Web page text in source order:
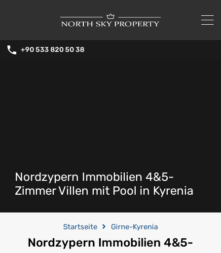
+90 533 820 50 38
Nordzypern Immobilien 4&5-
Zimmer Villen mit Pool in Kyrenia
Startseite Girne-Kyrenia
Nordzypern Immobilien 4&5-